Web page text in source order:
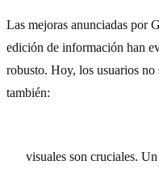
Las mejoras anunciadas por
edición de información han
robusto. Hoy, los usuarios no
también:
visuales son cruciales.